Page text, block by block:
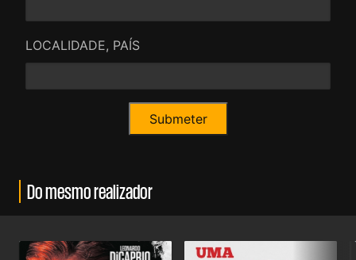
LOCALIDADE, PAÍS
Do mesmo realizador